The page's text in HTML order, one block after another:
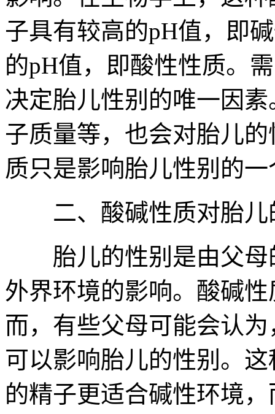
子具有较高的pH值，即
的pH值，即酸性性质。
决定胎儿性别的唯一因
子质量等，也会对胎儿
质只是影响胎儿性别的
二、酸碱性质对胎儿
胎儿的性别是由父母
外界环境的影响。酸碱
而，有些父母可能会认
可以影响胎儿的性别。
的精子更适合碱性环境